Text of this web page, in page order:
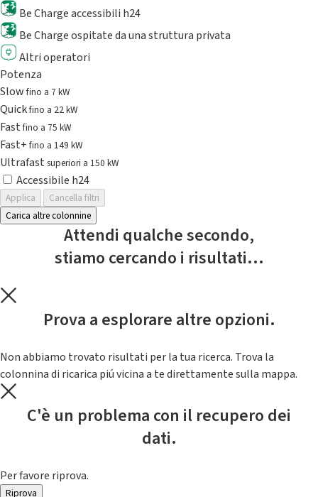
Be Charge accessibili h24
Be Charge ospitate da una struttura privata
Altri operatori
Potenza
Slowfino a 7 kW
Quickfino a 22 kW
Fastfino a 75 kW
Fast+fino a 149 kW
Ultrafast superiori a 150 kW
Accessibile h24
Applica
Cancella filtri
Carica altre colonnine
Attendi qualche secondo,
stiamo cercando i risultati...
Prova a esplorare altre opzioni.
Non abbiamo trovato risultati per la tua ricerca. Trova la
colonnina di ricarica piú vicina a te direttamente sulla mappa.
C'è un problema con il recupero dei
dati.
Per favore riprova.
Riprova